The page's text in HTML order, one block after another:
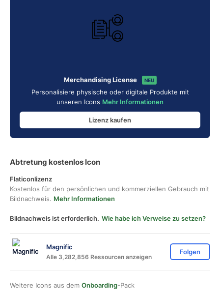
Merchandising License NEU
Personalisiere physische oder digitale Produkte mit
unseren Icons Mehr Informationen
Lizenz kaufen
Abtretung kostenlos Icon
Flaticonlizenz
Kostenlos für den persönlichen und kommerziellen Gebrauch mit
Bildnachweis. Mehr Informationen
Bildnachweis ist erforderlich. Wie habe ich Verweise zu setzen?
Magnific
Alle 3,282,856 Ressourcen anzeigen
Folgen
Weitere Icons aus dem Onboarding-Pack